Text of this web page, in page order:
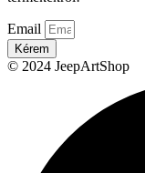
Email
Kérem
© 2024 JeepArtShop